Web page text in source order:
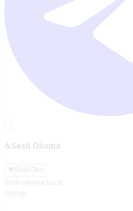
♿Sesli Okuma
🔊 Sesli Oku
Sesli okuma hazır.
Paylaş: